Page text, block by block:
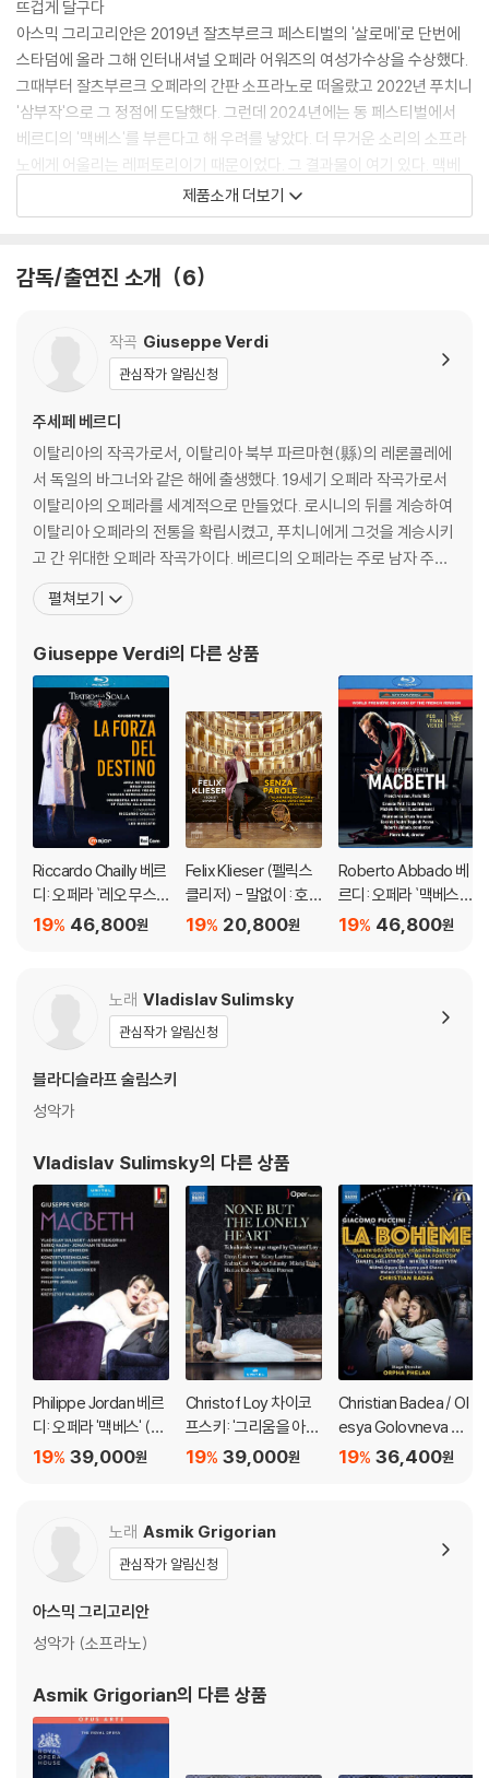
뜨겁게 달구다
아스믹 그리고리안은 2019년 잘츠부르크 페스티벌의 '살로메'로 단번에
스타덤에 올라 그해 인터내셔널 오페라 어워즈의 여성가수상을 수상했다.
그때부터 잘츠부르크 오페라의 간판 소프라노로 떠올랐고 2022년 푸치니
'삼부작'으로 그 정점에 도달했다. 그런데 2024년에는 동 페스티벌에서
베르디의 '맥베스'를 부른다고 해 우려를 낳았다. 더 무거운 소리의 소프라
노에게 어울리는 레퍼토리이기 때문이었다. 그 결과물이 여기 있다. 맥베
스 부부의 악행 동기를 무엇보다 불임(不姙)에 있다고 해석한 크지슈토프
바를리코프스키의 혁신적 연출 속에서 그리고리안은 천변만화하는 연기
조역급 비중인 맥더프 역의 테너 조나산 테텔만도 관객과 평단의 찬사를
- 베르디는 셰익스피어를 좋아했지만 초기작 중에는 '맥베스'가 유일하게
셰익스피어 원작이다. 이탈리아식으로는 '막베토'가 맞는데 중세 스코틀랜
드를 배경으로 하기에 일반적으로는 영어식 '맥베스'로 표기한다. 베르디
초기작의 공식인 ‘애국주의’를 벗어나 원하는 소재를 다룬 사례이며, 장면
전환이 너무 많다는 한계에도 불구하고 음산한 음악적 매력이 돋보이는 걸
작이다. 맥베스보다 맥베스 부인의 비중이 크고, 베르디는 “아름답지 않은
목소리로 부를 것”을 주문했다. 특히 ‘몽유병 장면’은 이탈리아 오페라의
모든 ‘광란의 장면’ 중에서도 가장 깊은 분위기를 담아내고 있다.
- 크지슈토프 바를리코프스키(1962-)는 폴란드 출신의 레지테아터 연출
가다. 문학과 철학, 역사와 언어를 다양하게 공부한 배경답게 고전연극과
성서, 옛 영화에서 많은 모티브를 얻는다고 한다. 2000년부터 오페라 연
출도 시작했는데 “오페라는 감옥이다. 가장 근본적인 문제 속에서 무언가
아주 작은 창조의 자유를 찾아내면 이를 확장시켜야 한다. 연출가의 임무
는 악보와 경직된 관습으로 이루어진 틀 속에 생명을 불어넣는 것이다.”라
고 말한다. 그래서인지 그의 연출은 상당히 과격하고, 한편으론 의미심장
하다. 맥베스 부부의 자식에 대한 설명이 없다는 점, 대본 속 아이들에 대한
일부 표현에서 착안해 부부의 악행을 불임에서 찾아낸 이번 연출의 맥락도
그렇다.
리안이다. 리투아니아에서 성장해 2011년 서구에 진출한 그녀는 훌륭한
외모, 투명한 음색과 큰 성량, 영혼을 울리는 해석과 연기력을 겸비한 이상
적인 소프라노이며, 2016년 '인터내셔널 오페라 어워즈'의 '신인상', 2019
년 같은 상의 '여성가수상'을 받았다.
※ 4K블루레이, 3D 블루레이 재생 관련 안내
1) 4K UHD 디스크는 대용량의 데이터 전송이 필요하므로 4K전용 플레
이어를 사용하셔야 합니다. 더불어 플레이어 소프트웨어 최신 버전의 업데
이트, 대용량 케이블 사용이 필수입니다.
2) 3D 블루레이는 전용 플레이어와 3D 지원 TV를 통해서만 재생 가능합
※ 아웃케이스/구성품/포장 상태
1) 제작/배송 과정에서 경미한 아웃케이스 주름, 모서리 눌림 및 갈라짐이
발생할 수 있습니다. 반품을 원하실 경우 미개봉 상태로 문의 부탁드립니
3) 렌티큘러 스틸북의 경우, 보호필름이 붙어 판매되기도 합니다. 보호필
름 손상에 의한 교환/반품은 불가합니다.
4) 본품 보호를 위해 노란색의 카톤 박스로 재포장한 경우, 카톤박스 손상
에 의한 교환/반품은 불가합니다.
5) 아웃케이스/구성품/포장 상태 불량에 의한 교환/반품 신청시 불량 확
환/반품이 제한될 수 있습니다.
※ 디스크 재생 불량
1) 기기 문제로 인해 발생하는 재생 불량 현상에 대해서는 반품/교환이 불
제품소개 더보기
감독/출연진 소개 6
작곡 Giuseppe Verdi
관심작가 알림신청
주세페 베르디
이탈리아의 작곡가로서, 이탈리아 북부 파르마현(縣)의 레론콜레에
서 독일의 바그너와 같은 해에 출생했다. 19세기 오페라 작곡가로서
이탈리아의 오페라를 세계적으로 만들었다. 로시니의 뒤를 계승하여
이탈리아 오페라의 전통을 확립시켰고, 푸치니에게 그것을 계승시키
고 간 위대한 오페라 작곡가이다. 베르디의 오페라는 주로 남자 주인
공을 중심으로 전개되는데, 그의 오페라는 힘차고 당당한 극적 성격
을 지니고 있다. 말년에는 비극적인 작품을 많이 써냈고 '팔스타프'와
페라 이외의 작품으로는 '레퀴엠', '현악사중주곡' 등이 널리
펼쳐보기
Giuseppe Verdi의 다른 상품
Riccardo Chailly 베르
디: 오페라 `레오 무스
카토` (Verdi: Opera `
46,800원
19%
Felix Klieser (펠릭스
클리저) - 말없이 : 호른
으로 연주하는 이탈리
Horn by Puccini, Ver
di, Rossini and other
s)
20,800원
19%
Roberto Abbado 베
르디: 오페라 `맥베스`
(Verdi: Opera `Macb
46,800원
19%
노래 Vladislav Sulimsky
관심작가 알림신청
블라디슬라프 술림스키
성악가
Vladislav Sulimsky의 다른 상품
Philippe Jordan 베르
디: 오페라 '맥베스' (Ve
rdi: Macbeth)
39,000원
19%
Christof Loy 차이코
프스키: '그리움을 아는
자만이 나의 괴로움 알
eart)
39,000원
19%
Christian Badea / Ol
esya Golovneva 푸
치니: 라 보엠 - 올레샤
(Puccini: La Bohem
36,400원
19%
노래 Asmik Grigorian
관심작가 알림신청
아스믹 그리고리안
성악가 (소프라노)
Asmik Grigorian의 다른 상품